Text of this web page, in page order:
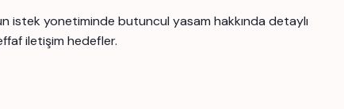
istek yonetiminde butuncul yasam hakkında detaylı
iletişim hedefler.